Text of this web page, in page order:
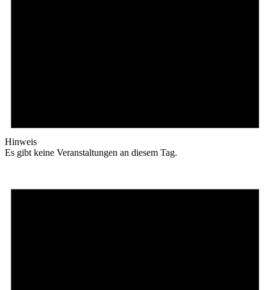
Hinweis
Es gibt keine Veranstaltungen an diesem Tag.